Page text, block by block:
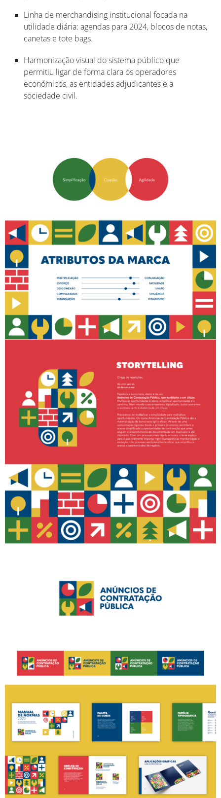
Linha de merchandising institucional focada na
utilidade diária: agendas para 2024, blocos de notas,
canetas e tote bags.
Harmonização visual do sistema público que
permitiu ligar de forma clara os operadores
económicos, as entidades adjudicantes e a
sociedade civil.